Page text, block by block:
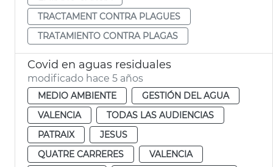
TRACTAMENT CONTRA PLAGUES
TRATAMIENTO CONTRA PLAGAS
Covid en aguas residuales
modificado hace 5 años
MEDIO AMBIENTE
GESTIÓN DEL AGUA
VALENCIA
TODAS LAS AUDIENCIAS
PATRAIX
JESUS
QUATRE CARRERES
VALENCIA